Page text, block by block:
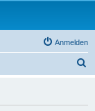
Anmelden